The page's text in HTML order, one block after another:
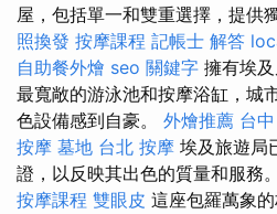
屋，包括單一和雙重選擇，提供
照換發 按摩課程 記帳士 解答
自助餐外燴 seo 關鍵字 擁有埃
最寬敞的游泳池和按摩浴缸，城
色設備感到自豪。 外燴推薦 台
按摩 墓地 台北 按摩 埃及旅遊局
證，以反映其出色的質量和服務。
按摩課程 雙眼皮 這座包羅萬象